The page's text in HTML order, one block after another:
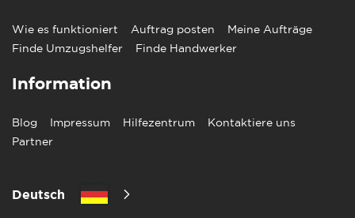
Wie es funktioniert Auftrag posten
Meine Aufträge
Finde Umzugshelfer
Finde Handwerker
Information
Blog Impressum Hilfezentrum
Kontaktiere uns
Partner
Deutsch